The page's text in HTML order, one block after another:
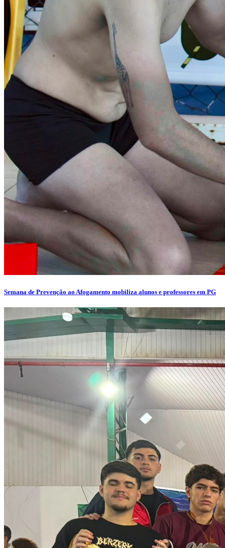
Semana de Prevenção ao Afogamento mobiliza alunos e professores em PG